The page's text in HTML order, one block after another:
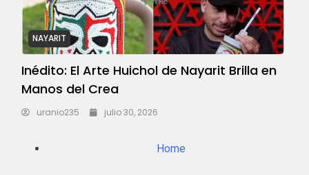
NAYARIT
Inédito: El Arte Huichol de Nayarit Brilla en
Manos del Crea
uranio235 julio 30, 2026
Home